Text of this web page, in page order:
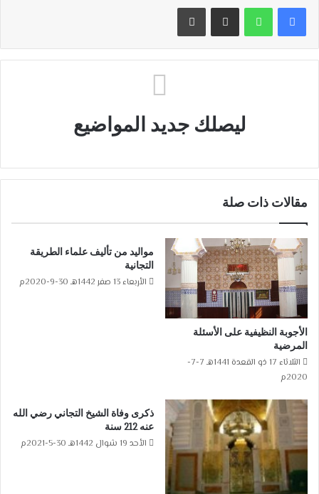
مشاركة عبر البريد
ليصلك جديد المواضيع
مقالات ذات صلة
الأجوبة النظيفية على الأسئلة
المرضية
الثلاثاء 17 ذو القعدة 1441هـ 7-7-
2020م
مواليد من تأليف علماء الطريقة
التجانية
الأربعاء 13 صفر 1442هـ 30-9-2020م
ذكرى وفاة الشيخ التجاني رضي الله
عنه 212 سنة
الأحد 19 شوال 1442هـ 30-5-2021م